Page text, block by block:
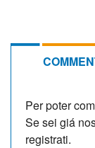
Per poter
Se sei giá
registrati.